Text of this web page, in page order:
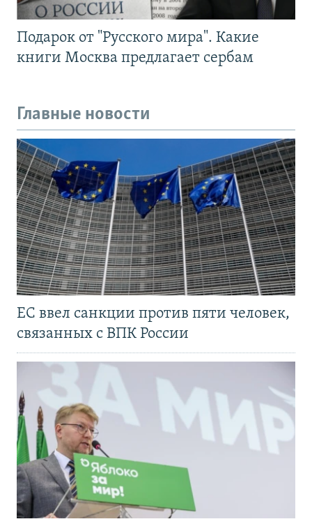
Подарок от "Русского мира". Какие
книги Москва предлагает сербам
Главные новости
ЕС ввел санкции против пяти человек,
связанных с ВПК России